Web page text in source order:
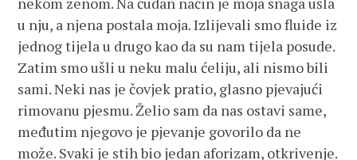
u nju, a njena postala moja. Izlijevali smo fluide iz
jednog tijela u drugo kao da su nam tijela posude.
Zatim smo ušli u neku malu ćeliju, ali nismo bili
sami. Neki nas je čovjek pratio, glasno pjevajući
rimovanu pjesmu. Želio sam da nas ostavi same,
međutim njegovo je pjevanje govorilo da ne
može. Svaki je stih bio jedan aforizam, otkrivenje.